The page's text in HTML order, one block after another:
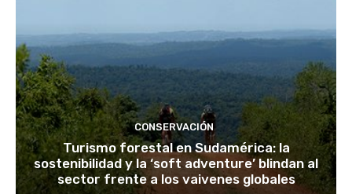
CONSERVACIÓN
Turismo forestal en Sudamérica: la
sostenibilidad y la ‘soft adventure’ blindan al
sector frente a los vaivenes globales